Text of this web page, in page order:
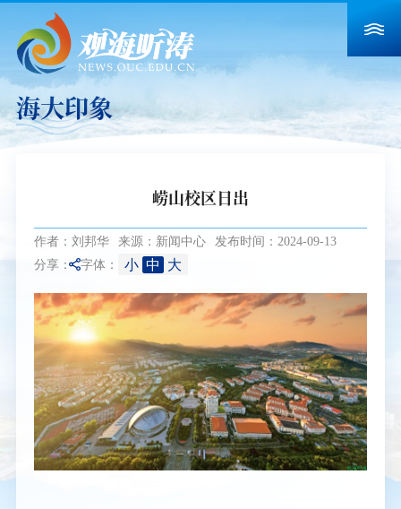
海大印象
崂山校区日出
作者：刘邦华 来源：新闻中心 发布时间：2024-09-13
分享： 字体： 小 中 大